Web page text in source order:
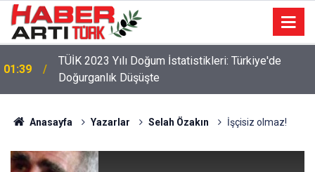
TÜİK 2023 Yılı Doğum İstatistikleri: Türkiye'de
Doğurganlık Düşüşte
22:47 16 Maddelik Maden Kanunu Teklif Kabul Edildi
Anasayfa Yazarlar Selah Özakın İşçisiz olmaz!